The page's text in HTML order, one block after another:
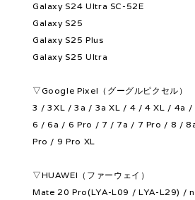
Galaxy S24 Ultra SC-52E
Galaxy S25
Galaxy S25 Plus
Galaxy S25 Ultra
▽Google Pixel（グーグルピクセル）
3 / 3XL / 3a / 3a XL / 4 / 4 XL / 4a
6 / 6a / 6 Pro / 7 / 7a / 7 Pro / 8 /
Pro / 9 Pro XL
▽HUAWEI（ファーウェイ）
Mate 20 Pro(LYA-L09 / LYA-L29) /